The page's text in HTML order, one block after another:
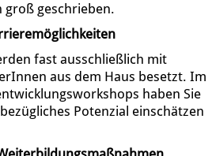
geschrieben.
fast ausschließlich mit
aus dem Haus besetzt. Im
haben Sie
Potenzial einschätzen